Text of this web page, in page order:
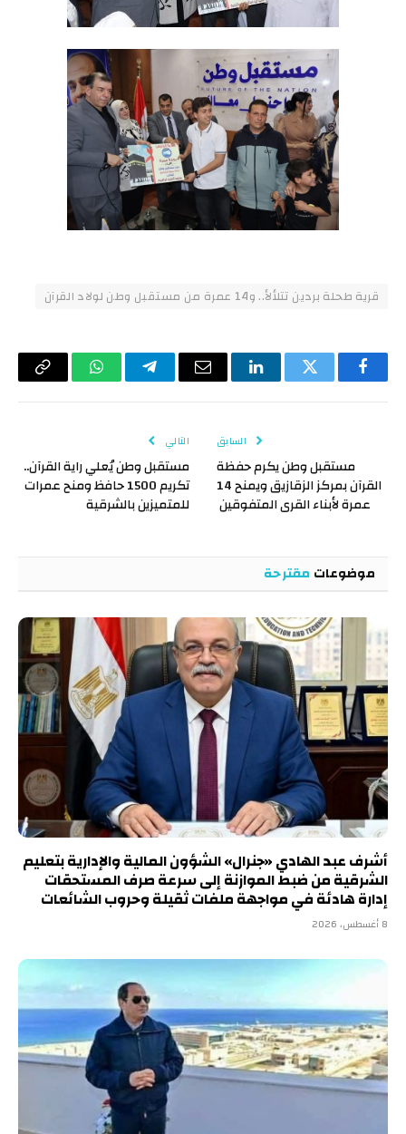
قرية طحلة بردين تتلألأ.. و14 عمرة من مستقبل وطن لولاد القرآن
فيسبوكتويتر لينكدإن البريد
تيلقرام واتسابCopy
السابق
مستقبل وطن يكرم حفظة
القرآن بمركز الزقازيق ويمنح 14
عمرة لأبناء القرى المتفوقين
التالي
مستقبل وطن يُعلي راية القرآن..
تكريم 1500 حافظ ومنح عمرات
للمتميزين بالشرقية
موضوعات مقترحة
أشرف عبد الهادي «جنرال» الشؤون المالية والإدارية بتعليم
الشرقية من ضبط الموازنة إلى سرعة صرف المستحقات
إدارة هادئة في مواجهة ملفات ثقيلة وحروب الشائعات
8 أغسطس، 2026